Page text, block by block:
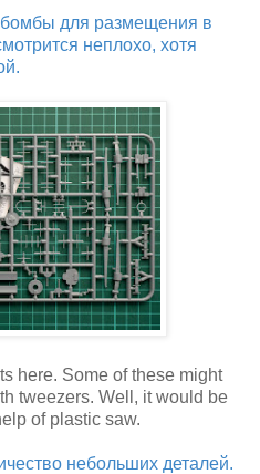
бомбы для размещения в
неплохо, хотя
here. Some of these might
tweezers. Well, it would be
of plastic saw.
небольших деталей.